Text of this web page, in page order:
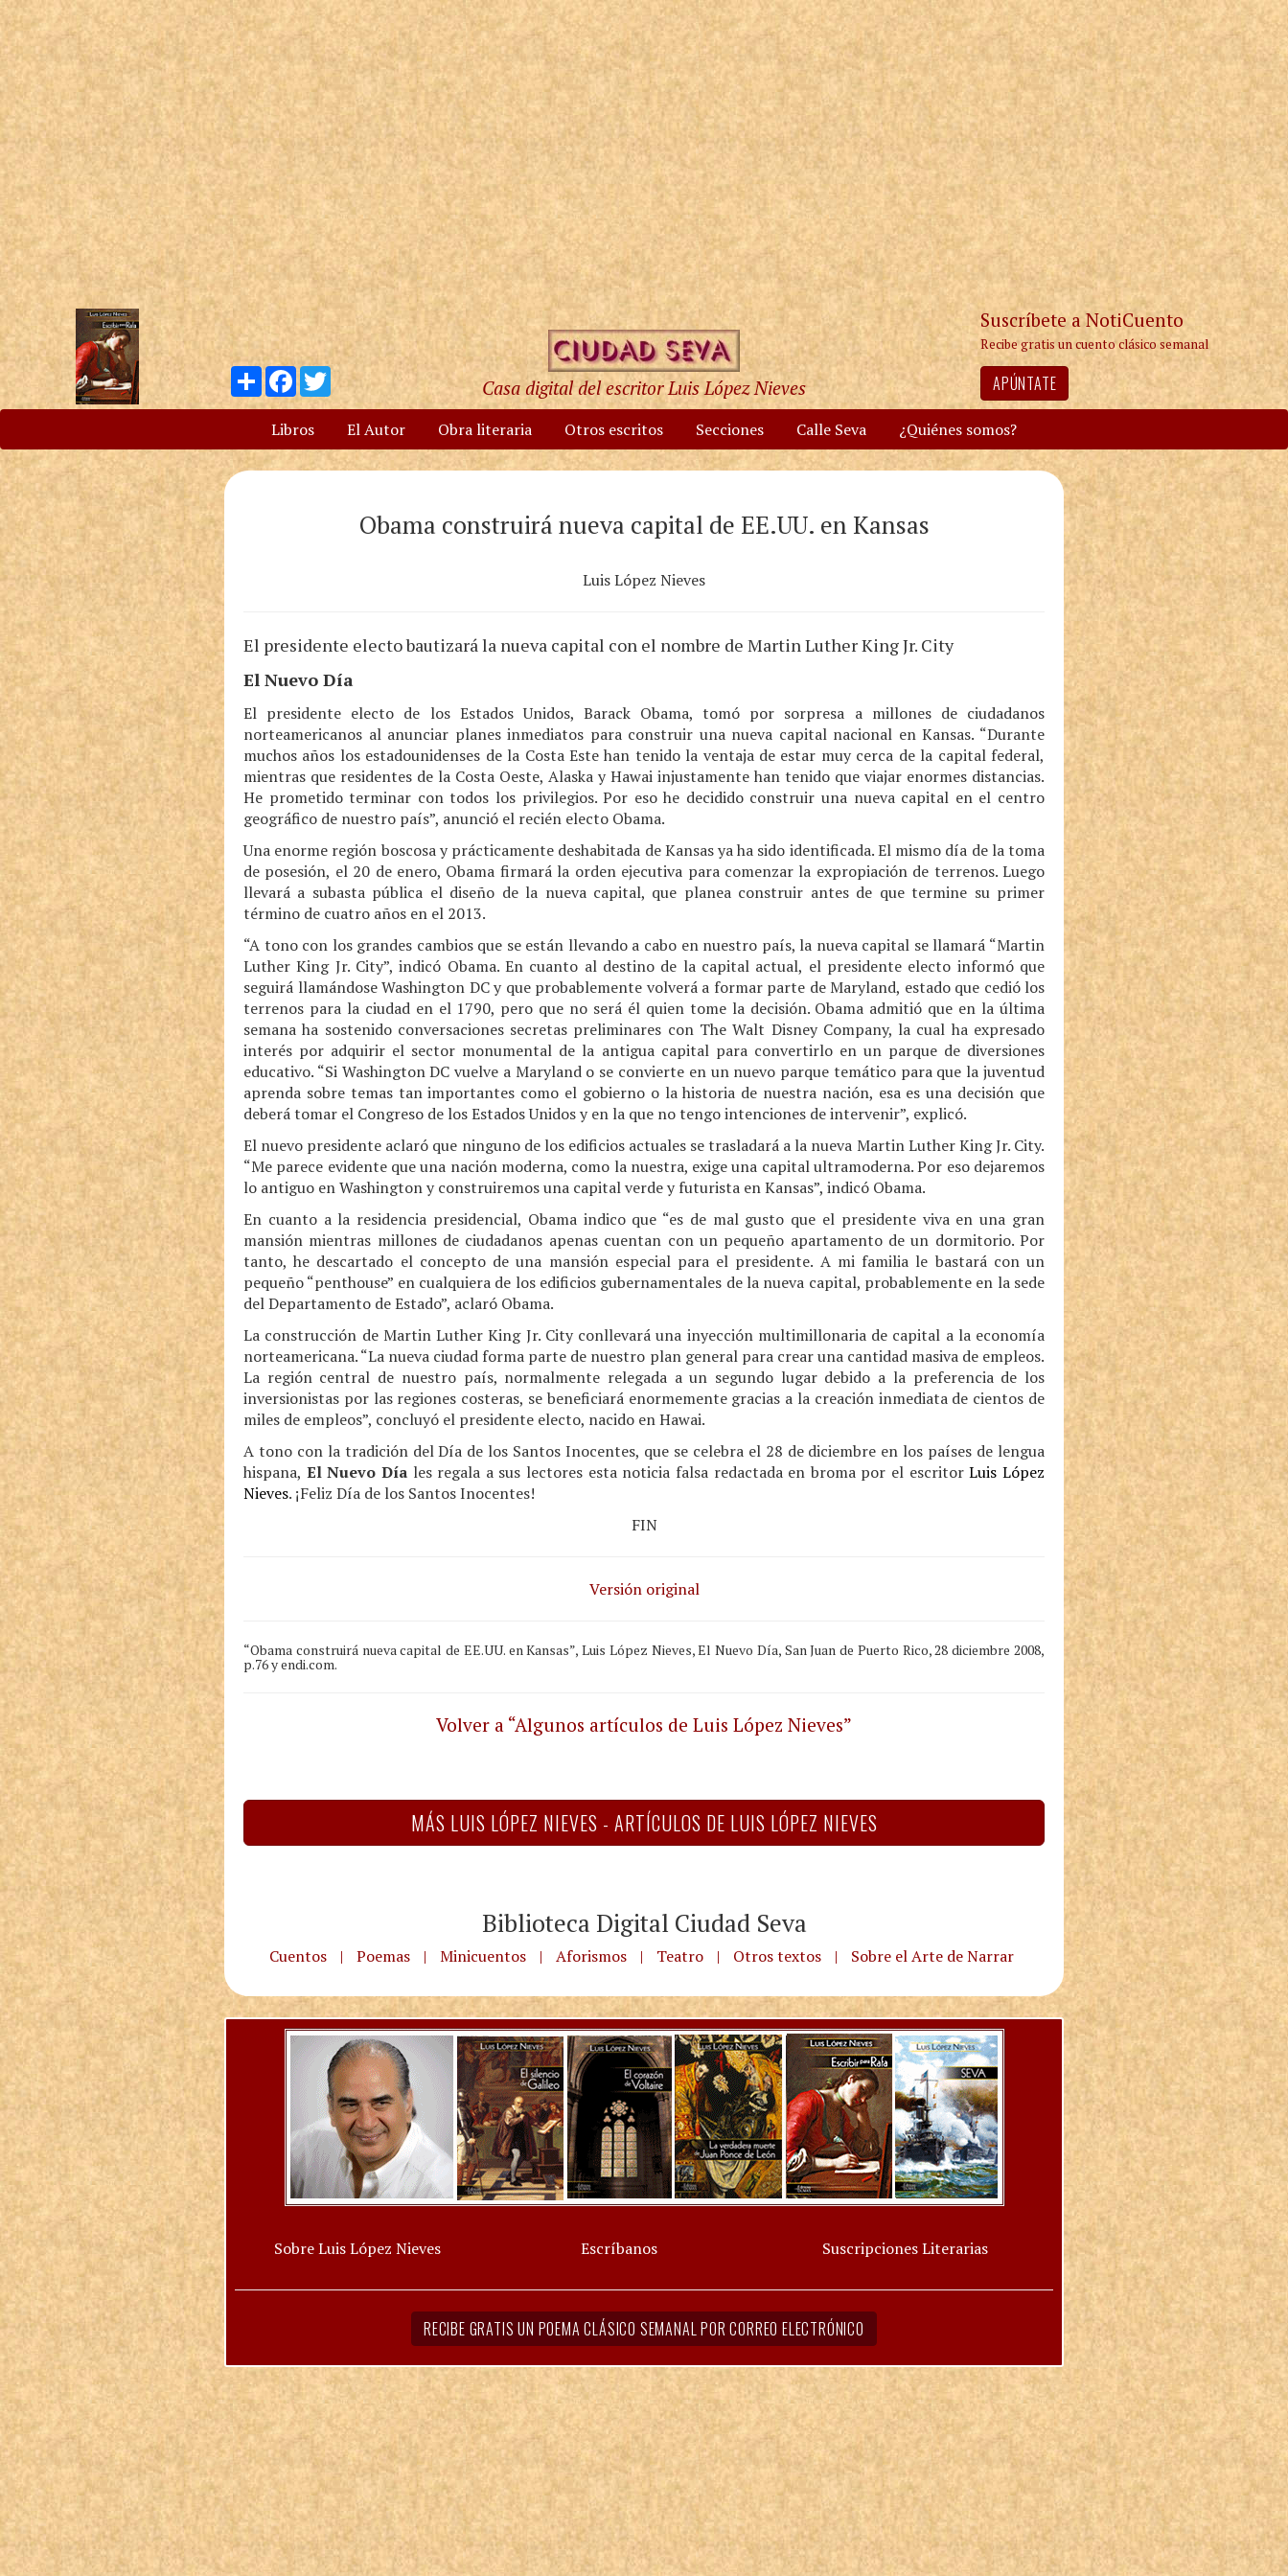
Compartir
Facebook
Twitter
Casa digital del escritor Luis López Nieves
Suscríbete a NotiCuento
Recibe gratis un cuento clásico semanal
APÚNTATE
Libros El Autor Obra literaria Otros escritos Secciones Calle Seva ¿Quiénes somos?
Obama construirá nueva capital de EE.UU. en Kansas
Luis López Nieves
El presidente electo bautizará la nueva capital con el nombre de Martin Luther King Jr. City
El Nuevo Día
El presidente electo de los Estados Unidos, Barack Obama, tomó por sorpresa a millones de ciudadanos
norteamericanos al anunciar planes inmediatos para construir una nueva capital nacional en Kansas. “Durante
muchos años los estadounidenses de la Costa Este han tenido la ventaja de estar muy cerca de la capital federal,
mientras que residentes de la Costa Oeste, Alaska y Hawai injustamente han tenido que viajar enormes distancias.
He prometido terminar con todos los privilegios. Por eso he decidido construir una nueva capital en el centro
geográfico de nuestro país”, anunció el recién electo Obama.
Una enorme región boscosa y prácticamente deshabitada de Kansas ya ha sido identificada. El mismo día de la toma
de posesión, el 20 de enero, Obama firmará la orden ejecutiva para comenzar la expropiación de terrenos. Luego
llevará a subasta pública el diseño de la nueva capital, que planea construir antes de que termine su primer
término de cuatro años en el 2013.
“A tono con los grandes cambios que se están llevando a cabo en nuestro país, la nueva capital se llamará “Martin
Luther King Jr. City”, indicó Obama. En cuanto al destino de la capital actual, el presidente electo informó que
seguirá llamándose Washington DC y que probablemente volverá a formar parte de Maryland, estado que cedió los
terrenos para la ciudad en el 1790, pero que no será él quien tome la decisión. Obama admitió que en la última
semana ha sostenido conversaciones secretas preliminares con The Walt Disney Company, la cual ha expresado
interés por adquirir el sector monumental de la antigua capital para convertirlo en un parque de diversiones
educativo. “Si Washington DC vuelve a Maryland o se convierte en un nuevo parque temático para que la juventud
aprenda sobre temas tan importantes como el gobierno o la historia de nuestra nación, esa es una decisión que
deberá tomar el Congreso de los Estados Unidos y en la que no tengo intenciones de intervenir”, explicó.
El nuevo presidente aclaró que ninguno de los edificios actuales se trasladará a la nueva Martin Luther King Jr. City.
“Me parece evidente que una nación moderna, como la nuestra, exige una capital ultramoderna. Por eso dejaremos
lo antiguo en Washington y construiremos una capital verde y futurista en Kansas”, indicó Obama.
En cuanto a la residencia presidencial, Obama indico que “es de mal gusto que el presidente viva en una gran
mansión mientras millones de ciudadanos apenas cuentan con un pequeño apartamento de un dormitorio. Por
tanto, he descartado el concepto de una mansión especial para el presidente. A mi familia le bastará con un
pequeño “penthouse” en cualquiera de los edificios gubernamentales de la nueva capital, probablemente en la sede
del Departamento de Estado”, aclaró Obama.
La construcción de Martin Luther King Jr. City conllevará una inyección multimillonaria de capital a la economía
norteamericana. “La nueva ciudad forma parte de nuestro plan general para crear una cantidad masiva de empleos.
La región central de nuestro país, normalmente relegada a un segundo lugar debido a la preferencia de los
inversionistas por las regiones costeras, se beneficiará enormemente gracias a la creación inmediata de cientos de
miles de empleos”, concluyó el presidente electo, nacido en Hawai.
A tono con la tradición del Día de los Santos Inocentes, que se celebra el 28 de diciembre en los países de lengua
hispana, El Nuevo Díalesregala a sus lectores esta noticia falsa redactada en broma por el escritorLuis López
Nieves. ¡Feliz Día de los Santos Inocentes!
FIN
Versión original
“Obama construirá nueva capital de EE.UU. en Kansas”, Luis López Nieves, El Nuevo Día, San Juan de Puerto Rico, 28 diciembre 2008,
p.76 y endi.com.
Volver a “Algunos artículos de Luis López Nieves”
MÁS LUIS LÓPEZ NIEVES - ARTÍCULOS DE LUIS LÓPEZ NIEVES
Biblioteca Digital Ciudad Seva
Cuentos | Poemas | Minicuentos | Aforismos | Teatro | Otros textos | Sobre el Arte de Narrar
Sobre Luis López Nieves Escríbanos Suscripciones Literarias
RECIBE GRATIS UN POEMA CLÁSICO SEMANAL POR CORREO ELECTRÓNICO